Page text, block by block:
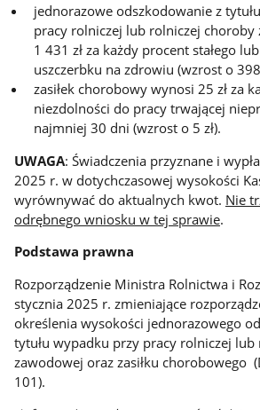
jednorazowe odszkodowanie z
pracy rolniczej lub rolniczej
1 431 zł za każdy procent stałego
uszczerbku na zdrowiu (wzrost o 398
zasiłek chorobowy wynosi 25 zł za
niezdolności do pracy trwającej
najmniej 30 dni (wzrost o 5 zł).
UWAGA: Świadczenia przyznane i
2025 r. w dotychczasowej wysokości
wyrównywać do aktualnych kwot. Nie
odrębnego wniosku w tej sprawie.
Podstawa prawna
Rozporządzenie Ministra Rolnictwa i
stycznia 2025 r. zmieniające
określenia wysokości jednorazowego
tytułu wypadku przy pracy rolniczej
zawodowej oraz zasiłku chorobowego
101).